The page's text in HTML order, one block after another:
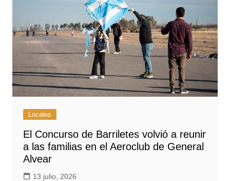
Locales
El Concurso de Barriletes volvió a reunir
a las familias en el Aeroclub de General
Alvear
13 julio, 2026